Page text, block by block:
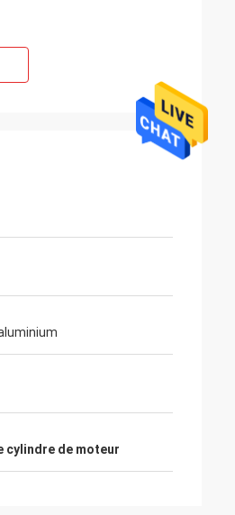
cylindre de moteur